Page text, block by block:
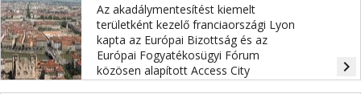
Az akadálymentesítést kiemelt
területként kezelő franciaországi Lyon
kapta az Európai Bizottság és az
Európai Fogyatékosügyi Fórum
közösen alapított Access City
(hozzáférhető város) díját.
navigate_next